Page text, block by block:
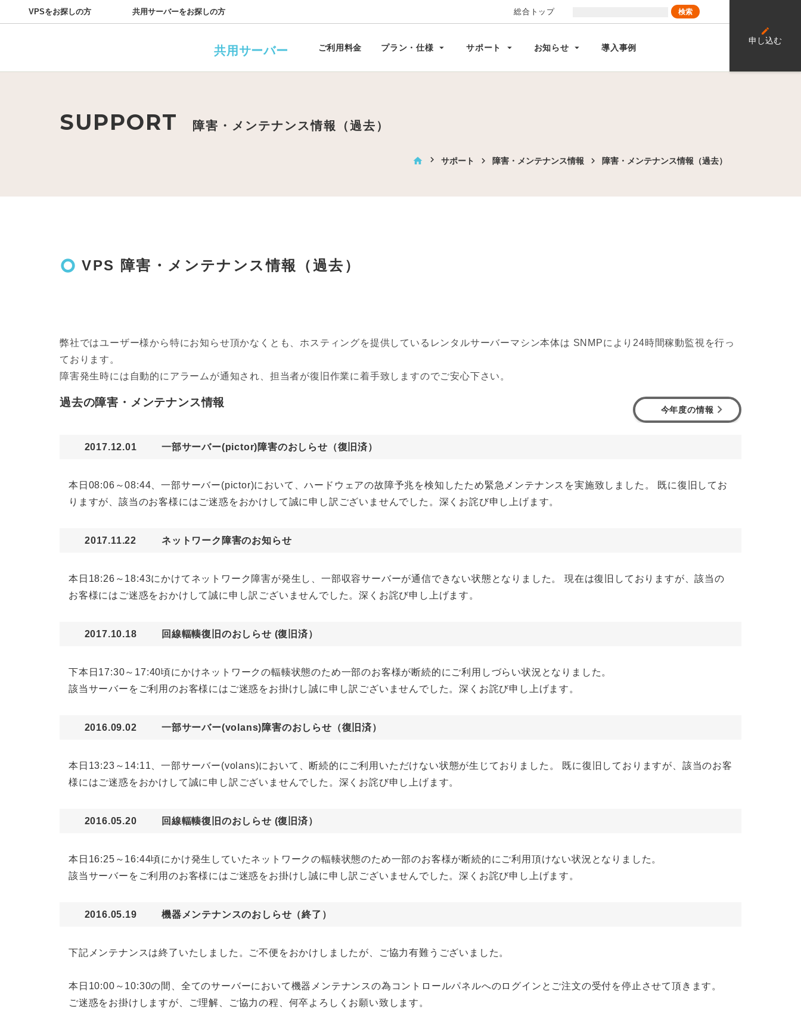
VPSをお探しの方 共用サーバーをお探しの方 総合トップ
共用サーバー ご利用料金 プラン・仕様 arrow_drop_down
サポート
arrow_drop_down
お知らせ
arrow_drop_down
導入事例
edit
申し込む
SUPPORT 障害・メンテナンス情報（過去）
home サポート 障害・メンテナンス情報 障害・メンテナンス情報（過去）
trip_origin VPS 障害・メンテナンス情報（過去）
弊社ではユーザー様から特にお知らせ頂かなくとも、ホスティングを提供しているレンタルサーバーマシン本体は SNMPにより24時間稼動監視を行っ
ております。
障害発生時には自動的にアラームが通知され、担当者が復旧作業に着手致しますのでご安心下さい。
過去の障害・メンテナンス情報
今年度の情報
2017.12.01 一部サーバー(pictor)障害のおしらせ（復旧済）
本日08:06～08:44、一部サーバー(pictor)において、ハードウェアの故障予兆を検知したため緊急メンテナンスを実施致しました。 既に復旧してお
りますが、該当のお客様にはご迷惑をおかけして誠に申し訳ございませんでした。深くお詫び申し上げます。
2017.11.22 ネットワーク障害のお知らせ
本日18:26～18:43にかけてネットワーク障害が発生し、一部収容サーバーが通信できない状態となりました。 現在は復旧しておりますが、該当の
お客様にはご迷惑をおかけして誠に申し訳ございませんでした。深くお詫び申し上げます。
2017.10.18 回線輻輳復旧のおしらせ (復旧済）
下本日17:30～17:40頃にかけネットワークの輻輳状態のため一部のお客様が断続的にご利用しづらい状況となりました。
該当サーバーをご利用のお客様にはご迷惑をお掛けし誠に申し訳ございませんでした。深くお詫び申し上げます。
2016.09.02 一部サーバー(volans)障害のおしらせ（復旧済）
本日13:23～14:11、一部サーバー(volans)において、断続的にご利用いただけない状態が生じておりました。 既に復旧しておりますが、該当のお客
様にはご迷惑をおかけして誠に申し訳ございませんでした。深くお詫び申し上げます。
2016.05.20 回線輻輳復旧のおしらせ (復旧済）
本日16:25～16:44頃にかけ発生していたネットワークの輻輳状態のため一部のお客様が断続的にご利用頂けない状況となりました。
該当サーバーをご利用のお客様にはご迷惑をお掛けし誠に申し訳ございませんでした。深くお詫び申し上げます。
2016.05.19 機器メンテナンスのおしらせ（終了）
下記メンテナンスは終了いたしました。ご不便をおかけしましたが、ご協力有難うございました。
本日10:00～10:30の間、全てのサーバーにおいて機器メンテナンスの為コントロールパネルへのログインとご注文の受付を停止させて頂きます。
ご迷惑をお掛けしますが、ご理解、ご協力の程、何卒よろしくお願い致します。